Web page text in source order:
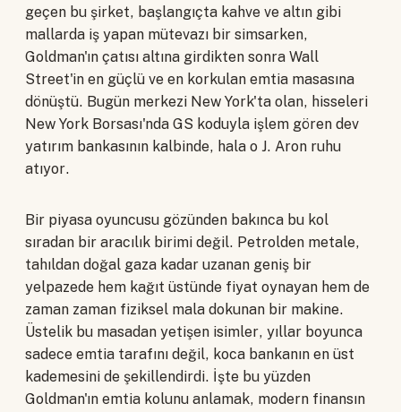
geçen bu şirket, başlangıçta kahve ve altın gibi
mallarda iş yapan mütevazı bir simsarken,
Goldman'ın çatısı altına girdikten sonra Wall
Street'in en güçlü ve en korkulan emtia masasına
dönüştü. Bugün merkezi New York'ta olan, hisseleri
New York Borsası'nda GS koduyla işlem gören dev
yatırım bankasının kalbinde, hala o J. Aron ruhu
atıyor.
Bir piyasa oyuncusu gözünden bakınca bu kol
sıradan bir aracılık birimi değil. Petrolden metale,
tahıldan doğal gaza kadar uzanan geniş bir
yelpazede hem kağıt üstünde fiyat oynayan hem de
zaman zaman fiziksel mala dokunan bir makine.
Üstelik bu masadan yetişen isimler, yıllar boyunca
sadece emtia tarafını değil, koca bankanın en üst
kademesini de şekillendirdi. İşte bu yüzden
Goldman'ın emtia kolunu anlamak, modern finansın